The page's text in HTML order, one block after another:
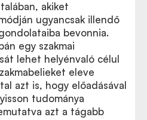
akiket
ugyancsak illendő
bevonnia.
egy szakmai
lehet helyénvaló célul
eleve
azt is, hogy előadásával
tudománya
azt a tágabb